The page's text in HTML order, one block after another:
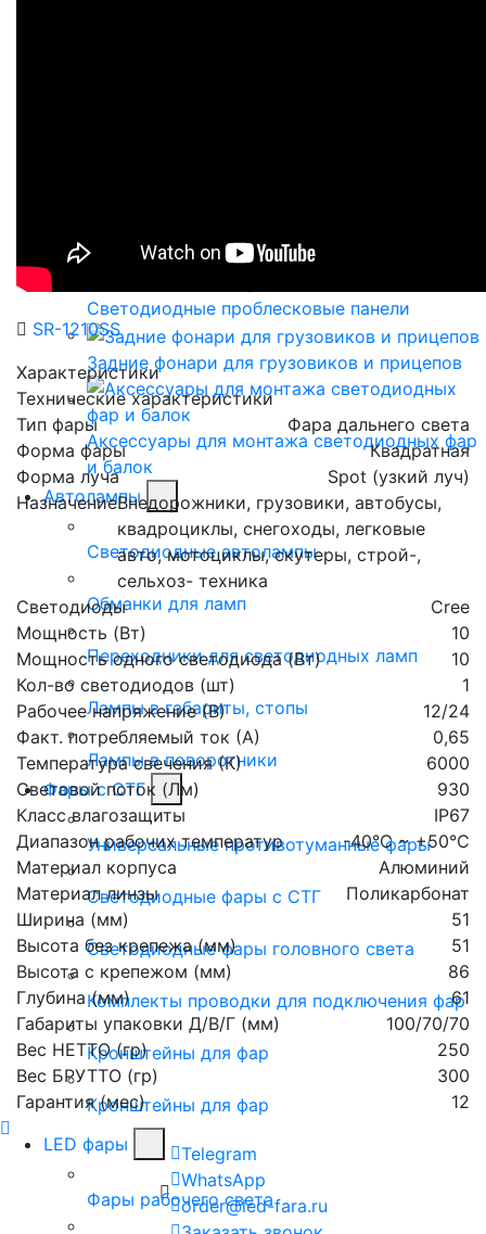
Светодиодные проблесковые балки
Светодиодные проблесковые панели
Задние фонари для грузовиков и прицепов
Аксессуары для монтажа светодиодных фар
и балок
Автолампы
Светодиодные автолампы
Обманки для ламп
Переходники для светодиодных ламп
Лампы в габариты, стопы
Лампы в поворотники
Фары с СТГ
Универсальные противотуманные фары
Светодиодные фары с СТГ
Светодиодные фары головного света
Комплекты проводки для подключения фар
Кронштейны для фар
Кронштейны для фар
LED фары
Фары рабочего света
SR-1210SS
Характеристики
Технические характеристики
Тип фары
Фара дальнего света
Форма фары
Квадратная
Форма луча
Spot (узкий луч)
НазначениеВнедорожники, грузовики, автобусы,
квадроциклы, снегоходы, легковые
авто, мотоциклы, скутеры, строй-,
сельхоз- техника
Светодиоды
Cree
Мощность (Вт)
10
Мощность одного светодиода (Вт)
10
Кол-во светодиодов (шт)
1
Рабочее напряжение (В)
12/24
Факт. потребляемый ток (А)
0,65
Температура свечения (К)
6000
Световой поток (Лм)
930
Класс влагозащиты
IP67
Диапазон рабочих температур
-40°С ~ +50°С
Материал корпуса
Алюминий
Материал линзы
Поликарбонат
Ширина (мм)
51
Высота без крепежа (мм)
51
Высота с крепежом (мм)
86
Глубина (мм)
61
Габариты упаковки Д/В/Г (мм)
100/70/70
Вес НЕТТО (гр)
250
Вес БРУТТО (гр)
300
Гарантия (мес)
12
Telegram
WhatsApp
order@led-fara.ru